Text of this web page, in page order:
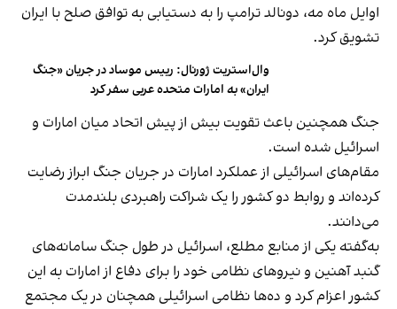
اوایل ماه مه، دونالد ترامپ را به دستیابی به توافق صلح با ایران
تشویق کرد.
وال‌استریت ژورنال: رییس موساد در جریان «جنگ
ایران» به امارات متحده عربی سفر کرد
جنگ همچنین باعث تقویت بیش از پیش اتحاد میان امارات و
اسرائیل شده است.
مقام‌های اسرائیلی از عملکرد امارات در جریان جنگ ابراز رضایت
کرده‌اند و روابط دو کشور را یک شراکت راهبردی بلندمدت
می‌دانند.
به‌گفته یکی از منابع مطلع، اسرائیل در طول جنگ سامانه‌های
گنبد آهنین و نیروهای نظامی خود را برای دفاع از امارات به این
کشور اعزام کرد و ده‌ها نظامی اسرائیلی همچنان در یک مجتمع